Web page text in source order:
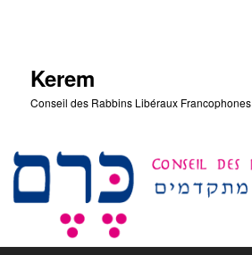
Kerem
Conseil des Rabbins Libéraux Francophones